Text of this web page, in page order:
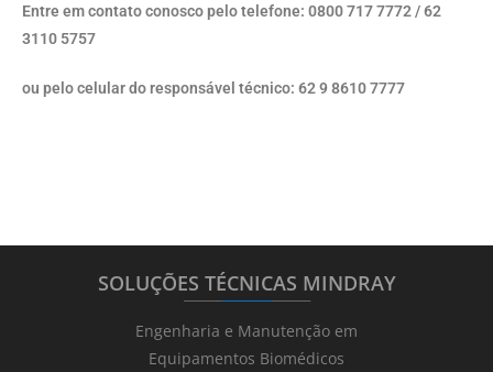
Entre em contato conosco pelo telefone: 0800 717 7772 / 62
3110 5757
ou pelo celular do responsável técnico: 62 9 8610 7777
SOLUÇÕES TÉCNICAS MINDRAY
_______________________
Engenharia e Manutenção em
Equipamentos Biomédicos